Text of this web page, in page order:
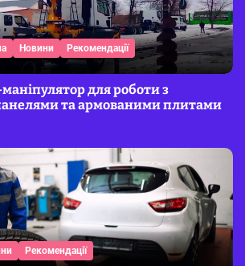
Новини Рекомендації
для роботи з
та армованими плитами
Рекомендації